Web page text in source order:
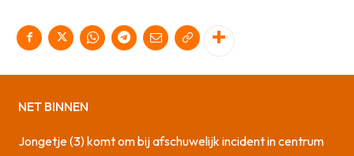
NET BINNEN
Jongetje (3) komt om bij afschuwelijk incident in centrum